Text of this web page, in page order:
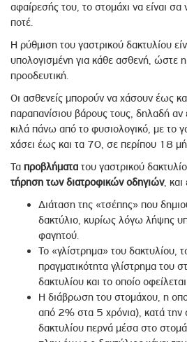
αφαίρεσής του, το στοµάχι να είναι σα
ποτέ.
Η ρύθμιση του γαστρικού δακτυλίου
υπολογισμένη για κάθε ασθενή, ώστε
προοδευτική.
Οι ασθενείς µπορούν να χάσουν έως
παραπανίσιου βάρους τους, δηλαδή αν
κιλά πάνω από το φυσιολογικό, µε το
χάσει έως και τα 70, σε περίπου 18
Τα προβλήματα του γαστρικού
τήρηση των διατροφικών οδηγιών, και
Διάταση της «τσέπης» που
δακτύλιο, κυρίως λόγω λήψης
φαγητού.
Το «γλίστρημα» του δακτυλίου,
πραγματικότητα γλίστρημα του
δακτυλίου και το οποίο
Η διάβρωση του στοµάχου, η
από 2% στα 5 χρόνια), κατά την
δακτυλίου περνά µέσα στο